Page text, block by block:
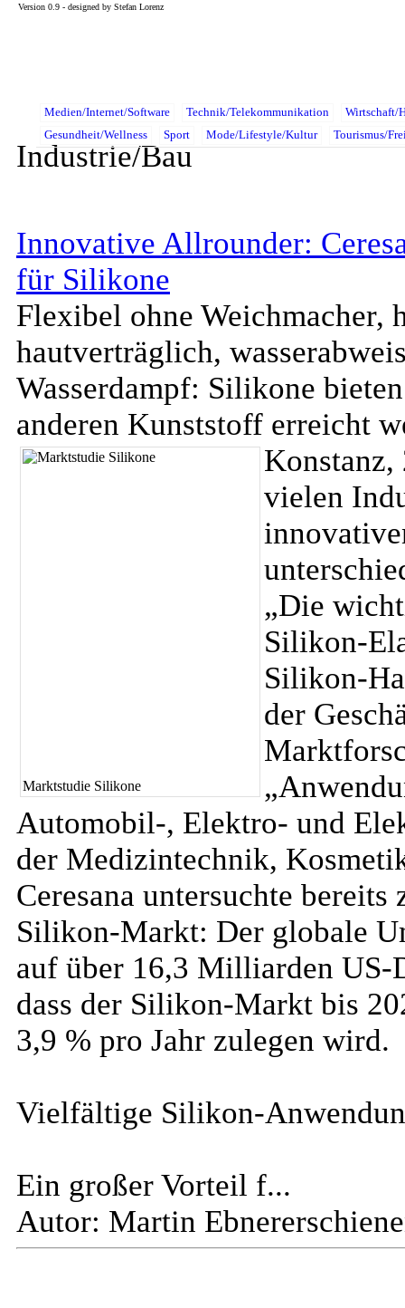
Industrie/Bau
Innovative Allrounder:
für Silikone
Flexibel ohne Weichmacher,
hautverträglich,
Wasserdampf: Silikone
anderen Kunststoff erreicht
Marktstudie Silikone
Konstanz,
vielen
„Die
Silikon-
Silikon-
der
Automobil-, Elektro- und
der Medizintechnik,
Ceresana untersuchte
Silikon-Markt: Der globale
auf über 16,3 Milliarden US-
dass der Silikon-Markt bis
3,9 % pro Jahr zulegen wird.
Vielfältige Silikon-
Ein großer Vorteil f...
Autor: Martin Ebner
Medien/Internet/Software Technik/Telekommunikation
Wirtschaft/
Gesundheit/Wellness
Sport Mode/Lifestyle/Kultur Tourismus/
Version 0.9 - designed by Stefan Lorenz